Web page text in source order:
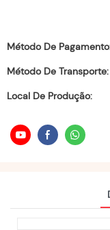
Método De
Método De Transporte:
Local De Produção: